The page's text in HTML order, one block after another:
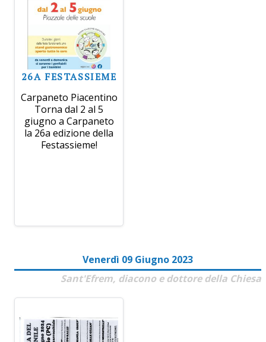
26A FESTASSIEME
Carpaneto Piacentino
Torna dal 2 al 5
giugno a Carpaneto
la 26a edizione della
Festassieme!
Venerdì 09 Giugno 2023
Sant'Efrem, diacono e dottore della Chiesa